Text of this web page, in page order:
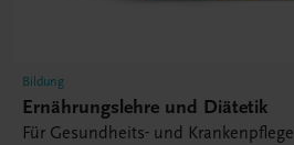
Bildung
Ernährungslehre und Diätetik
Für Gesundheits- und Krankenpflege